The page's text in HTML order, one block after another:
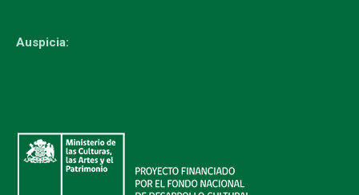
Auspicia: